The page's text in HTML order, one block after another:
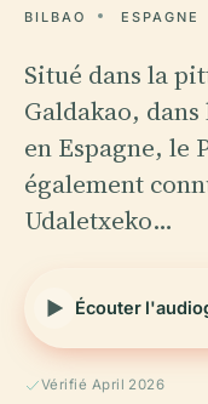
BILBAO ESPAGNE
Situé dans la
Galdakao,
en Espagne, le
également
Udaletxeko…
Écouter
Vérifié April 2026